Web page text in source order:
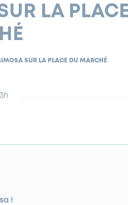
LA
SUR LA PLACE DU MARCHÉ
!